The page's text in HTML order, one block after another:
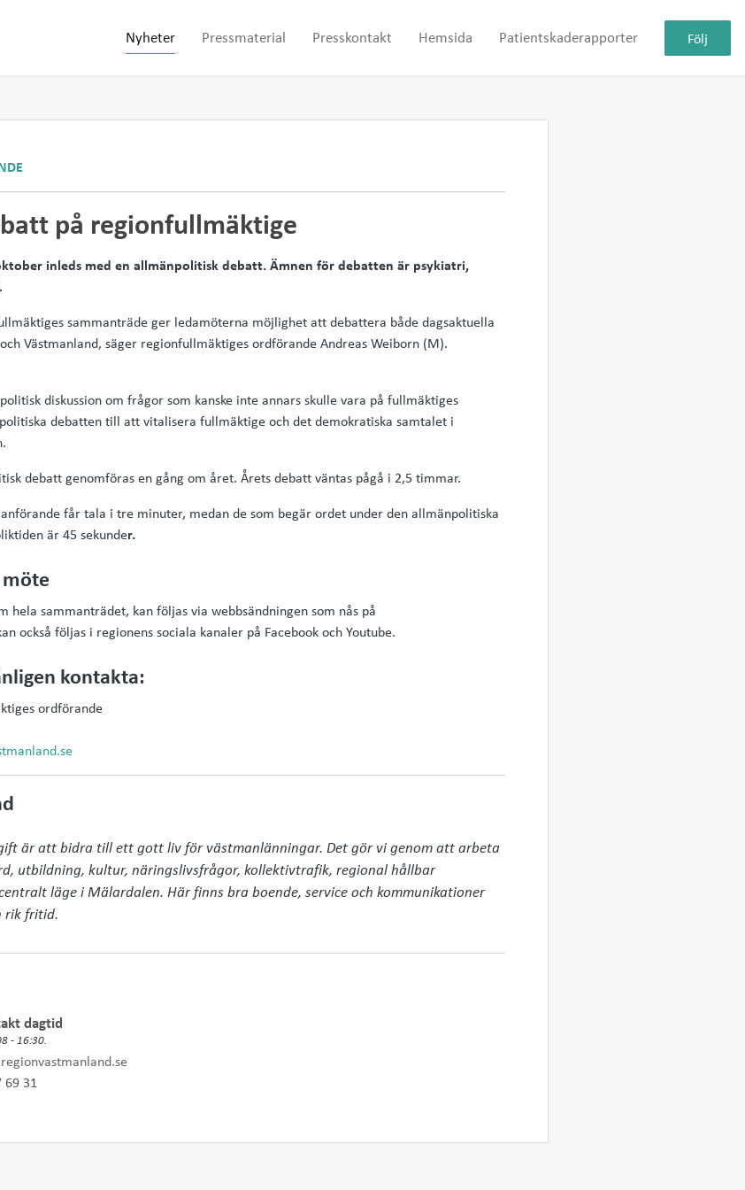
Nyheter Pressmaterial Presskontakt Hemsida Patientskaderapporter Följ
på regionfullmäktige
inleds med en allmänpolitisk debatt. Ämnen för debatten är psykiatri,
sammanträde ger ledamöterna möjlighet att debattera både dagsaktuella
Västmanland, säger regionfullmäktiges ordförande Andreas Weiborn (M).
diskussion om frågor som kanske inte annars skulle vara på fullmäktiges
debatten till att vitalisera fullmäktige och det demokratiska samtalet i
debatt genomföras en gång om året. Årets debatt väntas pågå i 2,5 timmar.
får tala i tre minuter, medan de som begär ordet under den allmänpolitiska
är 45 sekunder.
hela sammanträdet, kan följas via webbsändningen som nås på
också följas i regionens sociala kanaler på Facebook och Youtube.
kontakta:
ordförande
är att bidra till ett gott liv för västmanlänningar. Det gör vi genom att arbeta
utbildning, kultur, näringslivsfrågor, kollektivtrafik, regional hållbar
läge i Mälardalen. Här finns bra boende, service och kommunikationer
rik fritid.
dagtid
- 16:30.
69 31